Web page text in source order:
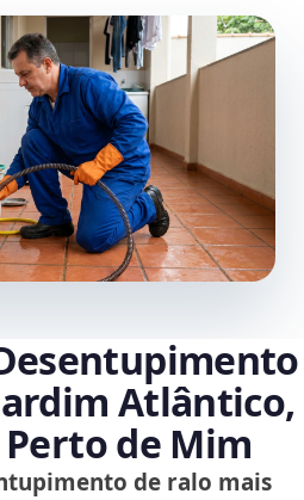
Atlântico,
Perto de Mim
de ralo mais